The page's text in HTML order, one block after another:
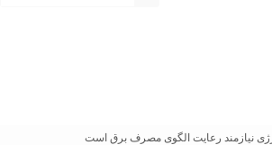
نیازمند رعایت الگوی مصرف برق است